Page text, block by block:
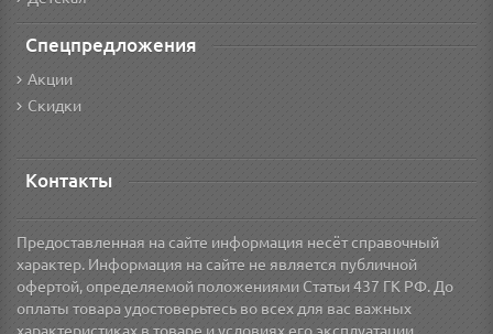
Спецпредложения
Акции
Скидки
Контакты
Предоставленная на сайте информация несёт справочный
характер. Информация на сайте не является публичной
офертой, определяемой положениями Статьи 437 ГК РФ. До
оплаты товара удостоверьтесь во всех для вас важных